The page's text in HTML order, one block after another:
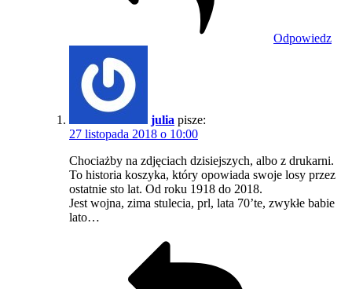
Odpowiedz
julia pisze:
27 listopada 2018 o 10:00
Chociażby na zdjęciach dzisiejszych, albo z drukarni.
To historia koszyka, który opowiada swoje losy przez
ostatnie sto lat. Od roku 1918 do 2018.
Jest wojna, zima stulecia, prl, lata 70’te, zwykłe babie
lato…